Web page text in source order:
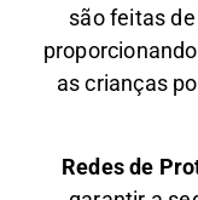
são feitas
as crianças
Redes de